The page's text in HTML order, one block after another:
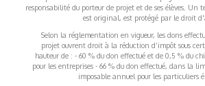
responsabilité du porteur de projet et de ses élèves. Un
est original, est protégé par le droit
Selon la réglementation en vigueur, les dons
projet ouvrent droit à la réduction d’impôt sous
hauteur de : - 60 % du don effectué et de 0,5 % du
pour les entreprises - 66 % du don effectué, dans la
imposable annuel pour les particuliers